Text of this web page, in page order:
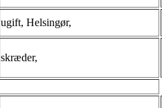
ugift, Helsingør,
skræder,